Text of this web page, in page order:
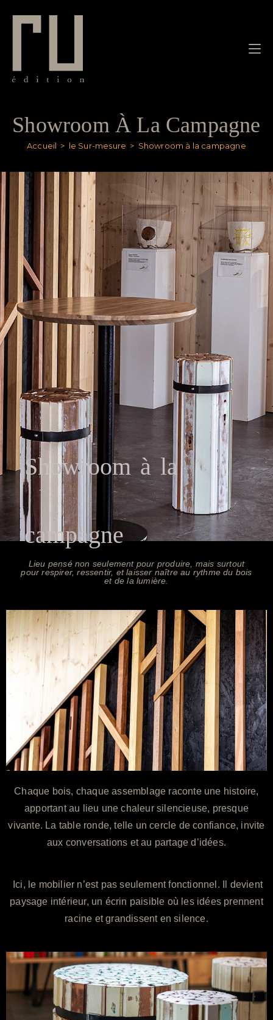
Showroom À La Campagne
Accueil > le Sur-mesure > Showroom à la campagne
Showroom à la
campagne
Lieu pensé non seulement pour produire, mais surtout
pour respirer, ressentir, et laisser naître au rythme du bois
et de la lumière.
Chaque bois, chaque assemblage raconte une histoire,
apportant au lieu une chaleur silencieuse, presque
vivante. La table ronde, telle un cercle de confiance, invite
aux conversations et au partage d’idées.
Ici, le mobilier n’est pas seulement fonctionnel. Il devient
paysage intérieur, un écrin paisible où les idées prennent
racine et grandissent en silence.